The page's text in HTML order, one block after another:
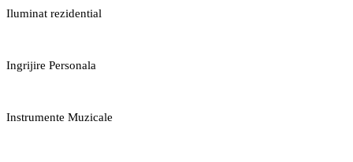
Iluminat rezidential
Ingrijire Personala
Instrumente Muzicale